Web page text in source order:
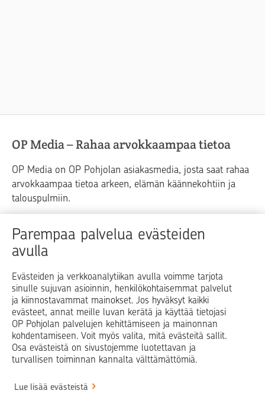
Parempaa palvelua evästeiden
avulla
Evästeiden ja verkkoanalytiikan avulla voimme tarjota
sinulle sujuvan asioinnin, henkilökohtaisemmat palvelut
ja kiinnostavammat mainokset. Jos hyväksyt kaikki
evästeet, annat meille luvan kerätä ja käyttää tietojasi
OP Pohjolan palvelujen kehittämiseen ja mainonnan
kohdentamiseen. Voit myös valita, mitä evästeitä sallit.
Osa evästeistä on sivustojemme luotettavan ja
turvallisen toiminnan kannalta välttämättömiä.
Lue lisää evästeistä
OP Media – Rahaa arvokkaampaa tietoa
OP Media on OP Pohjolan asiakasmedia, josta saat rahaa
arvokkaampaa tietoa arkeen, elämän käännekohtiin ja
talouspulmiin.
Raha Elämä
Yrityselämä
Blogit ja puheenvuorot
Op.fi OP Koti Pohjola Vahinkoapu
Facebook
X LinkedInInstagram